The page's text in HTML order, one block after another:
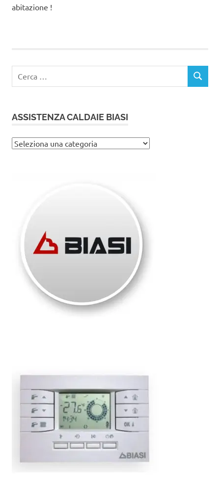
abitazione !
CERCA
ASSISTENZA CALDAIE BIASI
Assistenza